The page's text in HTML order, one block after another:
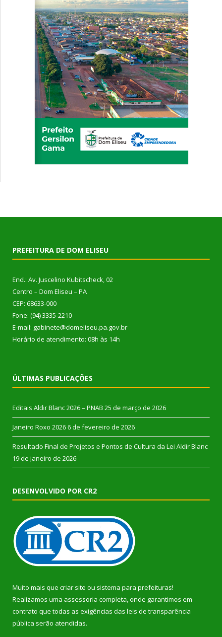
PREFEITURA DE DOM ELISEU
End.: Av. Juscelino Kubitscheck, 02
Centro – Dom Eliseu – PA
CEP: 68633-000
Fone: (94) 3335-2210
E-mail: gabinete@domeliseu.pa.gov.br
Horário de atendimento: 08h às 14h
ÚLTIMAS PUBLICAÇÕES
Editais Aldir Blanc 2026 – PNAB 25 de março de 2026
Janeiro Roxo 2026 6 de fevereiro de 2026
Resultado Final de Projetos e Pontos de Cultura da Lei Aldir Blanc
19 de janeiro de 2026
DESENVOLVIDO POR CR2
Muito mais que criar site ou sistema para prefeituras!
Realizamos uma assessoria completa, onde garantimos em
contrato que todas as exigências das leis de transparência
pública serão atendidas.